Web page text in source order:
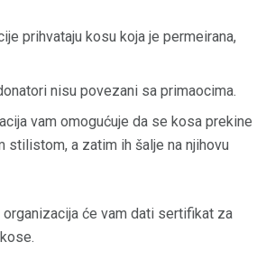
prihvataju kosu koja je permeirana,
nisu povezani sa primaocima.
vam omogućuje da se kosa prekine
stilistom, a zatim ih šalje na njihovu
će vam dati sertifikat za